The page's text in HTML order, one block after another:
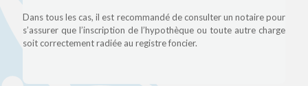
Dans tous les cas, il est recommandé de consulter un notaire pour
s’assurer que l’inscription de l’hypothèque ou toute autre charge
soit correctement radiée au registre foncier.